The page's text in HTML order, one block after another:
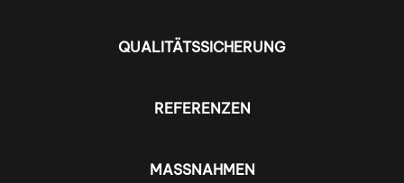
QUALITÄTSSICHERUNG
REFERENZEN
MASSNAHMEN